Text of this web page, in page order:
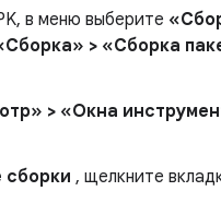
в меню выберите
> «Сборка
> «Окна
сборки , щелкните